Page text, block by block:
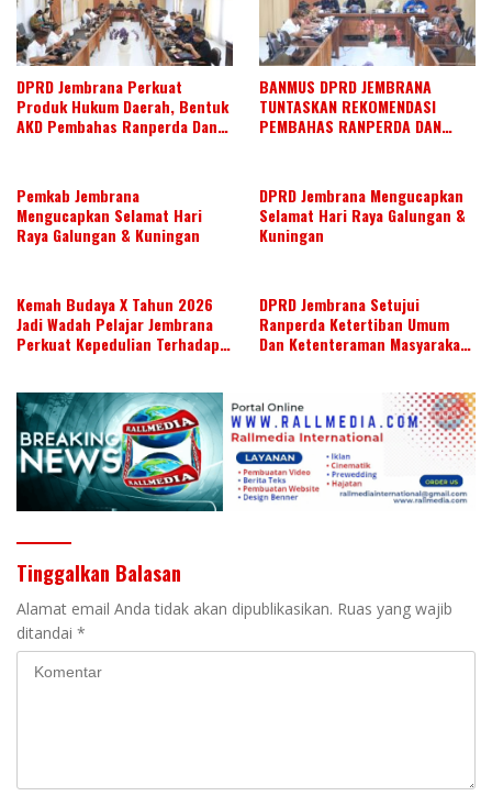
DPRD Jembrana Perkuat
Produk Hukum Daerah, Bentuk
AKD Pembahas Ranperda Dan
BANMUS DPRD JEMBRANA
TUNTASKAN REKOMENDASI
PEMBAHAS RANPERDA DAN
Pemkab Jembrana
Mengucapkan Selamat Hari
Raya Galungan & Kuningan
DPRD Jembrana Mengucapkan
Selamat Hari Raya Galungan &
Kuningan
Kemah Budaya X Tahun 2026
Jadi Wadah Pelajar Jembrana
Perkuat Kepedulian Terhadap
DPRD Jembrana Setujui
Ranperda Ketertiban Umum
Dan Ketenteraman Masyarakat
Tinggalkan Balasan
Alamat email Anda tidak akan dipublikasikan. Ruas yang wajib
ditandai *